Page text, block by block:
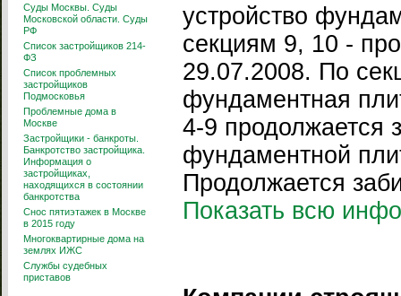
Суды Москвы. Суды
Московской области. Суды
РФ
Список застройщиков 214-
ФЗ
Список проблемных
застройщиков
Подмосковья
Проблемные дома в
Москве
Застройщики - банкроты.
Банкротство застройщика.
Информация о
застройщиках,
находящихся в состоянии
банкротства
Снос пятиэтажек в Москве
в 2015 году
Многоквартирные дома на
землях ИЖС
Службы судебных
приставов
устройство
секциям 9, 10 -
29.07.2008. По
фундаментная
4-9 продолжается
фундаментной
Продолжается
Показать всю